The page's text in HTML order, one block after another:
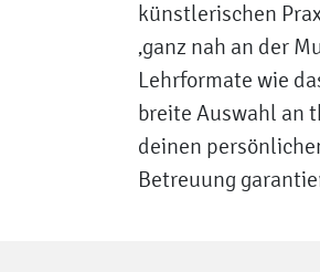
künstlerischen
‚ganz nah an der
Lehrformate wie
breite Auswahl an
deinen
Betreuung